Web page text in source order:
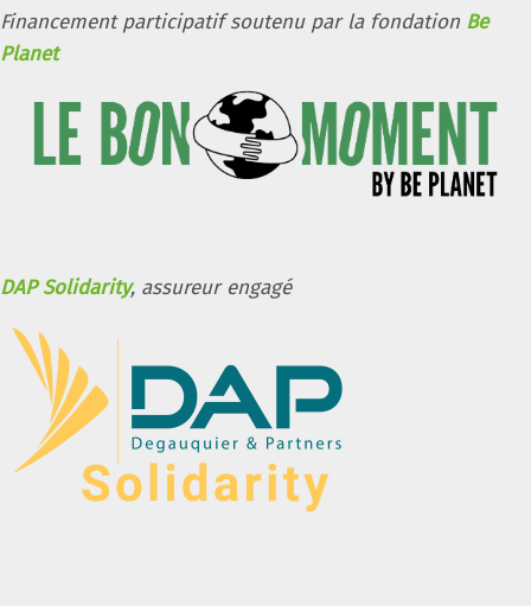
Financement participatif soutenu par la fondation Be
Planet
DAP Solidarity, assureur engagé